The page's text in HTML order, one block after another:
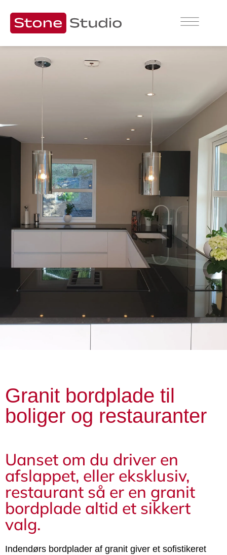
Granit bordplade til
boliger og restauranter
Uanset om du driver en
afslappet, eller eksklusiv,
restaurant så er en granit
bordplade altid et sikkert
valg.
Indendørs bordplader af granit giver et sofistikeret